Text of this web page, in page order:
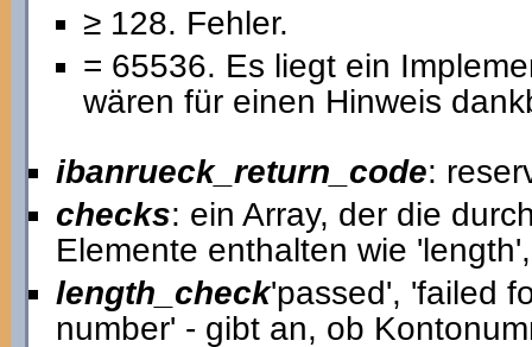
≥ 128. Fehler.
= 65536. Es liegt ein
wären für einen Hinweis
ibanrueck_return_code:
checks: ein Array, der die
Elemente enthalten wie
length_check'passed', 'failed
number' - gibt an, ob